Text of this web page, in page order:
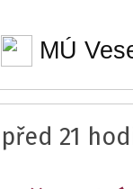
MÚ
před 21